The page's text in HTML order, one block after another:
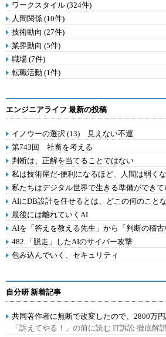
ワークスタイル (324件)
人間関係 (10件)
技術動向 (27件)
業界動向 (5件)
職場 (7件)
転職活動 (1件)
エンジニアライフ 最新の投稿
イノウーの選択 (13) 見えない不運
第743回 社畜を考える
判断は、正解を当てることではない
私は技術屋だ-便利になるほど、人間は弱く
私たちはデジタル世界で生きる準備ができて
AIにDB設計を任せるとは、どこの何のこと
最後には離れていくAI
AIを「答えを教える先生」から「判断の稽
482.「脱走」したAIのサイバー攻撃
包み込んでいく、セキュリティ
自分研 新着記事
共同著作者に無断で改変したので、2800万
「訴えてやる！」の前に読む IT訴訟 徹底解